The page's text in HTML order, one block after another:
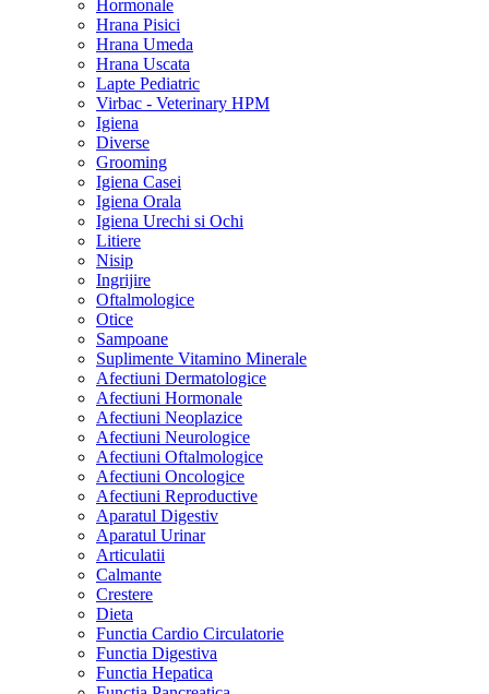
Hormonale
Hrana Pisici
Hrana Umeda
Hrana Uscata
Lapte Pediatric
Virbac - Veterinary HPM
Igiena
Diverse
Grooming
Igiena Casei
Igiena Orala
Igiena Urechi si Ochi
Litiere
Nisip
Ingrijire
Oftalmologice
Otice
Sampoane
Suplimente Vitamino Minerale
Afectiuni Dermatologice
Afectiuni Hormonale
Afectiuni Neoplazice
Afectiuni Neurologice
Afectiuni Oftalmologice
Afectiuni Oncologice
Afectiuni Reproductive
Aparatul Digestiv
Aparatul Urinar
Articulatii
Calmante
Crestere
Dieta
Functia Cardio Circulatorie
Functia Digestiva
Functia Hepatica